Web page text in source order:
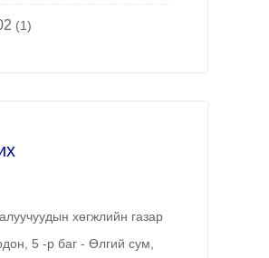
(1)
хөгжлийн газар
5 -р баг - Өлгий сум,